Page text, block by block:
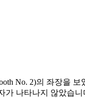
No. 2)의 좌장
가 나타나지 않았습니